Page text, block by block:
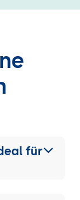
für